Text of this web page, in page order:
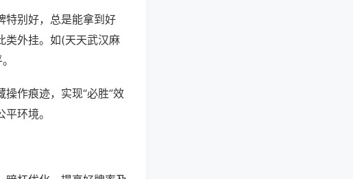
特别好，总是能拿到好
类外挂。如(天天武汉麻
作痕迹，实现“必胜”效
环境。